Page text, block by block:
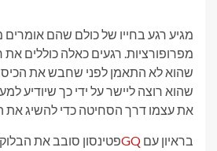
מגיע רגע בחייו של כולם שהם
מפרופורציות. רגעים כאלה כוללים את
שהוא לא התאמן לפני שחבש את
שהוא רוצה ליישר על ידי כך שיודיע
את עצמו דרך הסחיטה כדי להשיג את
בראיון עם GQפטינסון סובב את